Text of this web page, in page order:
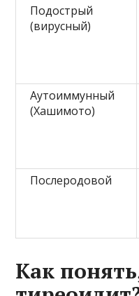
Подострый
(вирусный)
Аутоиммунный
(Хашимото)
Послеродовой
Как